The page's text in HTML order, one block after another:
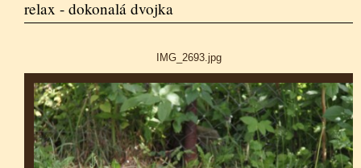
relax - dokonalá dvojka
IMG_2693.jpg